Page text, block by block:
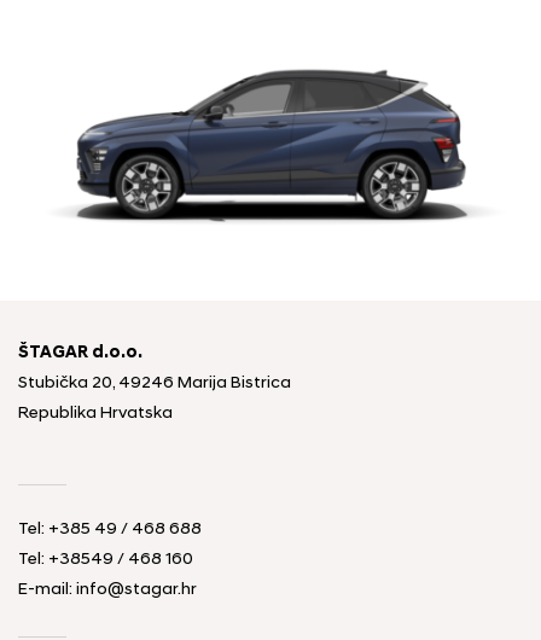
ŠTAGAR d.o.o.
Stubička 20, 49246 Marija Bistrica
Republika Hrvatska
Tel: +385 49 / 468 688
Tel: +38549 / 468 160
E-mail: info@stagar.hr